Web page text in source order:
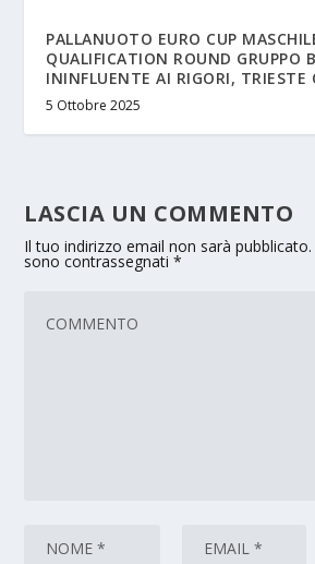
PALLANUOTO EURO CUP
QUALIFICATION ROUND GRUPPO
ININFLUENTE AI RIGORI, TRIESTE
5 Ottobre 2025
LASCIA UN COMMENTO
Il tuo indirizzo email non sarà pubblicato.
sono contrassegnati*